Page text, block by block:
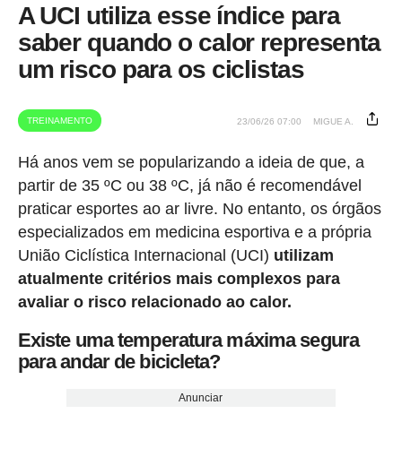
A UCI utiliza esse índice para
saber quando o calor representa
um risco para os ciclistas
TREINAMENTO 23/06/26 07:00 MIGUE A.
Há anos vem se popularizando a ideia de que, a
partir de 35 ºC ou 38 ºC, já não é recomendável
praticar esportes ao ar livre. No entanto, os órgãos
especializados em medicina esportiva e a própria
União Ciclística Internacional (UCI) utilizam
atualmente critérios mais complexos para
avaliar o risco relacionado ao calor.
Existe uma temperatura máxima segura
para andar de bicicleta?
Anunciar